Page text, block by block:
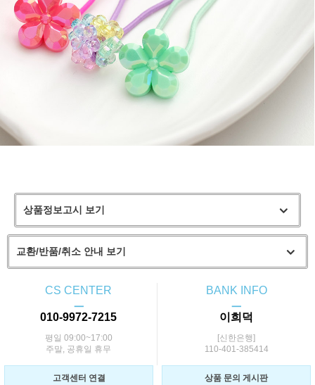
상품정보고시 보기
교환/반품/취소 안내 보기
CS CENTER
ㅡ
010-9972-7215
평일 09:00~17:00
주말, 공휴일 휴무
BANK INFO
ㅡ
이희덕
[신한은행]
110-401-385414
고객센터 연결 상품 문의 게시판